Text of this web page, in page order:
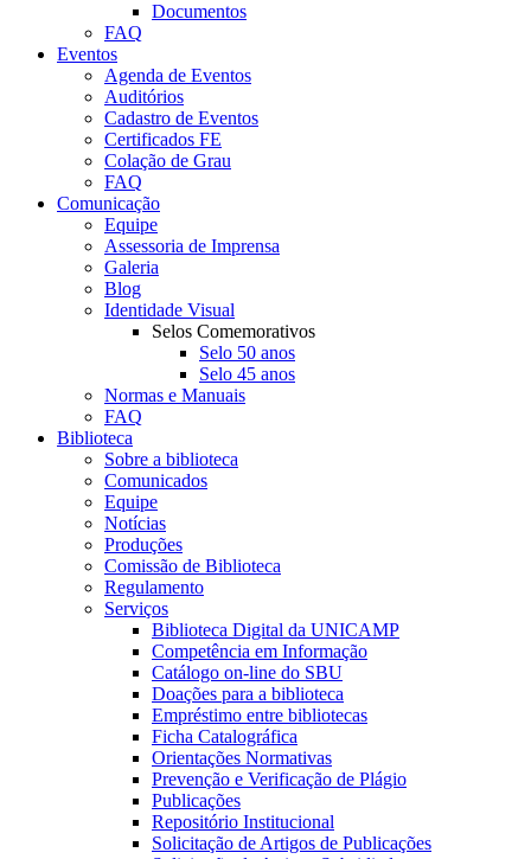
Documentos
FAQ
Eventos
Agenda de Eventos
Auditórios
Cadastro de Eventos
Certificados FE
Colação de Grau
FAQ
Comunicação
Equipe
Assessoria de Imprensa
Galeria
Blog
Identidade Visual
Selos Comemorativos
Selo 50 anos
Selo 45 anos
Normas e Manuais
FAQ
Biblioteca
Sobre a biblioteca
Comunicados
Equipe
Notícias
Produções
Comissão de Biblioteca
Regulamento
Serviços
Biblioteca Digital da UNICAMP
Competência em Informação
Catálogo on-line do SBU
Doações para a biblioteca
Empréstimo entre bibliotecas
Ficha Catalográfica
Orientações Normativas
Prevenção e Verificação de Plágio
Publicações
Repositório Institucional
Solicitação de Artigos de Publicações